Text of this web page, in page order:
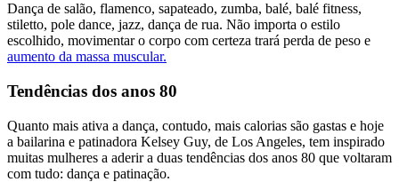
Dança de salão, flamenco, sapateado, zumba, balé, balé fitness,
stiletto, pole dance, jazz, dança de rua. Não importa o estilo
escolhido, movimentar o corpo com certeza trará perda de peso e
aumento da massa muscular.
Tendências dos anos 80
Quanto mais ativa a dança, contudo, mais calorias são gastas e hoje
a bailarina e patinadora Kelsey Guy, de Los Angeles, tem inspirado
muitas mulheres a aderir a duas tendências dos anos 80 que voltaram
com tudo: dança e patinação.